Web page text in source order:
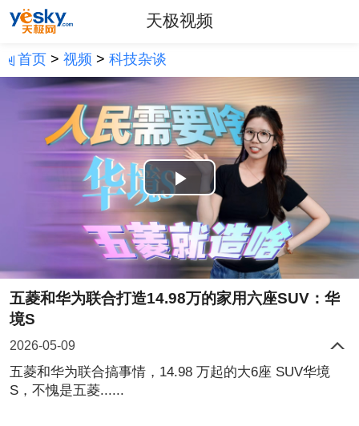
天极视频
首页> 视频 > 科技杂谈
Play
Video
五菱和华为联合打造14.98万的家用六座SUV：华
境S
2026-05-09
五菱和华为联合搞事情，14.98 万起的大6座 SUV华境
S，不愧是五菱......